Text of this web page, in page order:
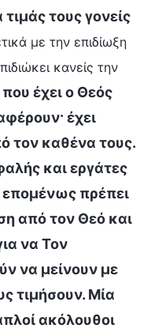
τιμάς τους γονείς
με την επιδίωξη
κανείς την
έχει ο Θεός
έχει
τον καθένα τους.
και εργάτες
επομένως πρέπει
από τον Θεό και
να Τον
να μείνουν με
τιμήσουν. Μία
ακόλουθοι